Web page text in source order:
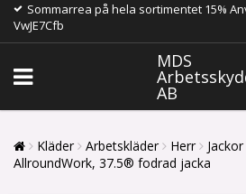
Sommarrea på hela sortimentet 15%
VwJE7Cfb
MDS
AB
Kläder Arbetskläder Herr Jackor
AllroundWork, 37.5® fodrad jacka